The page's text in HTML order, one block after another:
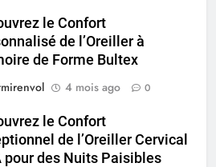
le Confort
de l’Oreiller à
de Forme Bultex
4 mois ago 0
le Confort
de l’Oreiller Cervical
pour des Nuits Paisibles